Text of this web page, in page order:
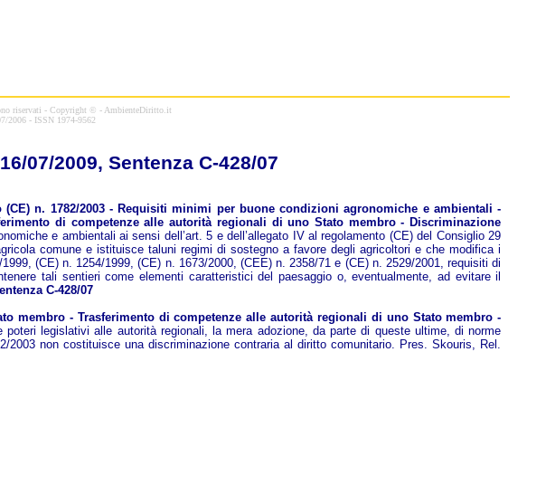
riservati - Copyright © - AmbienteDiritto.it
2006 - ISSN 1974-9562
07/2009, Sentenza C-428/07
n. 1782/2003 - Requisiti minimi per buone condizioni agronomiche e ambientali -
di competenze alle autorità regionali di uno Stato membro - Discriminazione
e ambientali ai sensi dell’art. 5 e dell’allegato IV al regolamento (CE) del Consiglio 29
comune e istituisce taluni regimi di sostegno a favore degli agricoltori e che modifica i
(CE) n. 1254/1999, (CE) n. 1673/2000, (CEE) n. 2358/71 e (CE) n. 2529/2001, requisiti di
tali sentieri come elementi caratteristici del paesaggio o, eventualmente, ad evitare il
C-428/07
membro - Trasferimento di competenze alle autorità regionali di uno Stato membro -
legislativi alle autorità regionali, la mera adozione, da parte di queste ultime, di norme
non costituisce una discriminazione contraria al diritto comunitario. Pres. Skouris, Rel.